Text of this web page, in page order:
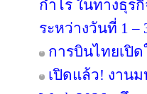
กำไร ในทางธุร
ระหว่างวันที่ 1 –
การบินไทยเปิ
เปิดแล้ว! งานม